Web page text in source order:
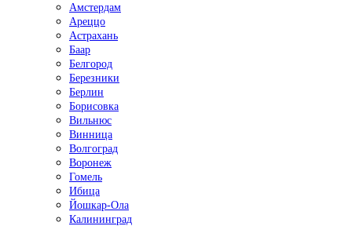
Амстердам
Ареццо
Астрахань
Баар
Белгород
Березники
Берлин
Борисовка
Вильнюс
Винница
Волгоград
Воронеж
Гомель
Ибица
Йошкар-Ола
Калининград